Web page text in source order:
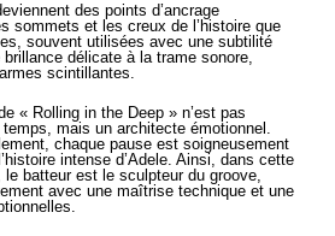
des points d’ancrage
sommets et les creux de l’histoire que
souvent utilisées avec une subtilité
délicate à la trame sonore,
scintillantes.
« Rolling in the Deep » n’est pas
mais un architecte émotionnel.
chaque pause est soigneusement
intense d’Adele. Ainsi, dans cette
batteur est le sculpteur du groove,
avec une maîtrise technique et une